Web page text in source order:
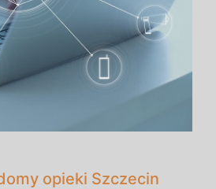
opieki Szczecin